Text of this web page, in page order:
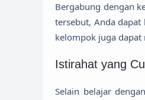
Bergabung dengan
tersebut, Anda
kelompok juga
Istirahat yang
Selain belajar